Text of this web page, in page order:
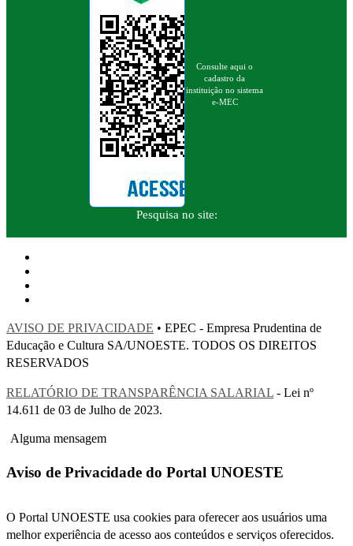
Consulte aqui o
cadastro da
instituição no sistema
e-MEC
Pesquisa no site:
AVISO DE PRIVACIDADE • EPEC - Empresa Prudentina de
Educação e Cultura SA/UNOESTE. TODOS OS DIREITOS
RESERVADOS
RELATÓRIO DE TRANSPARÊNCIA SALARIAL - Lei nº
14.611 de 03 de Julho de 2023.
Alguma mensagem
Aviso de Privacidade do Portal UNOESTE
O Portal UNOESTE usa cookies para oferecer aos usuários uma
melhor experiência de acesso aos conteúdos e serviços oferecidos.